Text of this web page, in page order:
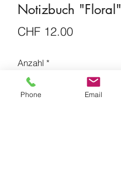
Notizbuch "Floral"
CHF 12.00Preis
Anzahl *
Phone Email